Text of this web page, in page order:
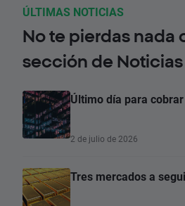
ÚLTIMAS NOTICIAS
No te pierdas nada
sección de Noticias
Último día para
2 de julio de 2026
Tres mercados a